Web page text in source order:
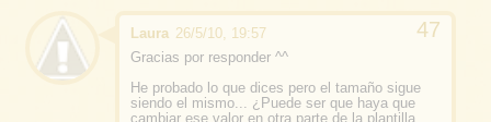
Laura 26/5/10, 19:57
Gracias por responder ^^
He probado lo que dices pero el tamaño sigue
siendo el mismo... ¿Puede ser que haya que
cambiar ese valor en otra parte de la plantilla